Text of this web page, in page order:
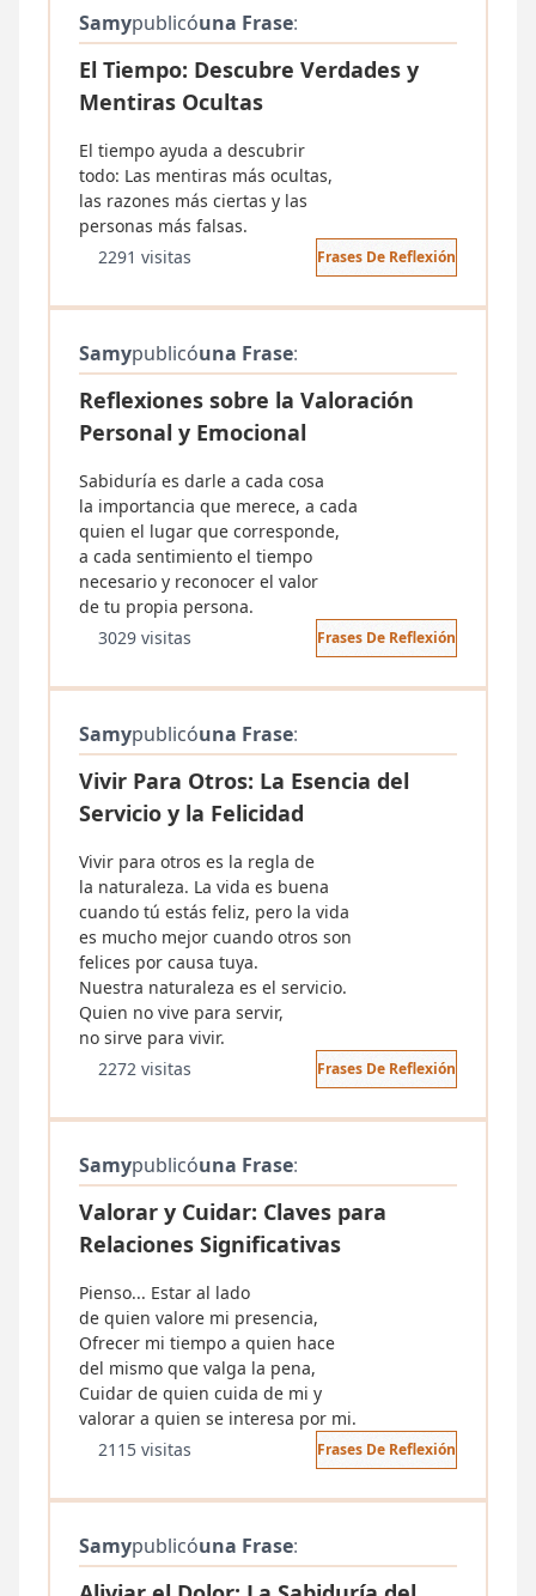
Samypublicóuna Frase:
El Tiempo: Descubre Verdades y
Mentiras Ocultas
El tiempo ayuda a descubrir
todo: Las mentiras más ocultas,
las razones más ciertas y las
personas más falsas.
2291 visitas
Frases De Reflexión
Samypublicóuna Frase:
Reflexiones sobre la Valoración
Personal y Emocional
Sabiduría es darle a cada cosa
la importancia que merece, a cada
quien el lugar que corresponde,
a cada sentimiento el tiempo
necesario y reconocer el valor
de tu propia persona.
3029 visitas
Frases De Reflexión
Samypublicóuna Frase:
Vivir Para Otros: La Esencia del
Servicio y la Felicidad
Vivir para otros es la regla de
la naturaleza. La vida es buena
cuando tú estás feliz, pero la vida
es mucho mejor cuando otros son
felices por causa tuya.
Nuestra naturaleza es el servicio.
Quien no vive para servir,
no sirve para vivir.
2272 visitas
Frases De Reflexión
Samypublicóuna Frase:
Valorar y Cuidar: Claves para
Relaciones Significativas
Pienso... Estar al lado
de quien valore mi presencia,
Ofrecer mi tiempo a quien hace
del mismo que valga la pena,
Cuidar de quien cuida de mi y
valorar a quien se interesa por mi.
2115 visitas
Frases De Reflexión
Samypublicóuna Frase: